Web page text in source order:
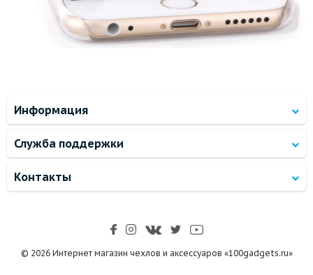
Информация
Служба поддержки
Контакты
© 2026 Интернет магазин чехлов и аксессуаров «100gadgets.ru»